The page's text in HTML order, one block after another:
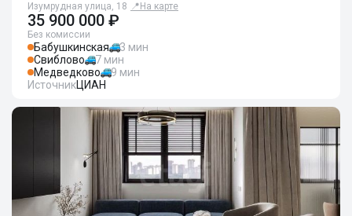
Изумрудная улица, 18 📍 На карте
35 900 000 ₽
Без комиссии
Бабушкинская
3 мин
Свиблово
7 мин
Медведково
9 мин
ИсточникЦИАН